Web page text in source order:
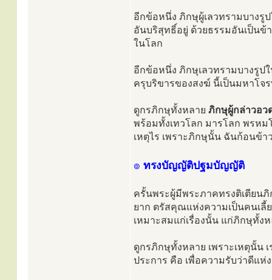
อีกข้อหนึ่ง ภิกษุผู้เลวทรามบางรู
อันบริสุทธิ์อยู่ ด้วยธรรมอันเป็นข้
ในโลก
อีกข้อหนึ่ง ภิกษุเลวทรามบางรู
ครุบริขารของสงฆ์ นี้เป็นมหาโจ
ดูกรภิกษุทั้งหลาย ภิกษุผู้กล่าวอว
พร้อมทั้งเทวโลก มารโลก พรห
เหตุไร เพราะภิกษุนั้น ฉันก้อนข้
๏ ทรงบัญญัติปฐมบัญญัติ
ครั้นพระผู้มีพระภาคทรงติเตียน
ยาก ตรัสคุณแห่งความเป็นคนเลี้
เหมาะสมแก่เรื่องนั้น แก่ภิกษุทั้ง
ดูกรภิกษุทั้งหลาย เพราะเหตุนั้น
ประการ คือ เพื่อความรับว่าดีแห่